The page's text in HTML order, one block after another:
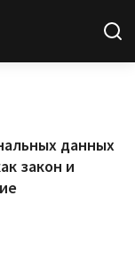
данных
закон и